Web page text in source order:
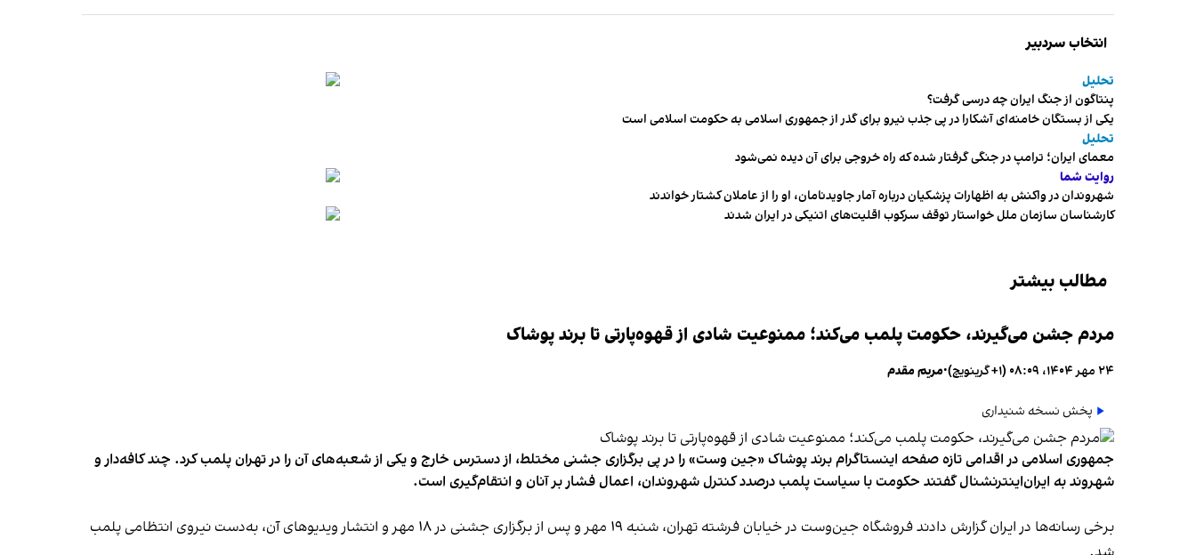
انتخاب سردبیر
تحلیل
پنتاگون از جنگ ایران چه درسی گرفت؟
یکی از بستگان خامنه‌ای آشکارا در پی جذب نیرو برای گذر از جمهوری اسلامی به حکومت اسلامی است
تحلیل
معمای ایران؛ ترامپ در جنگی گرفتار شده که راه خروجی برای آن دیده نمی‌شود
روایت شما
شهروندان در واکنش به اظهارات پزشکیان درباره آمار جاویدنامان، او را از عاملان کشتار خواندند
کارشناسان سازمان ملل خواستار توقف سرکوب اقلیت‌های اتنیکی در ایران شدند
مطالب بیشتر
مردم جشن می‌گیرند، حکومت پلمب می‌کند؛ ممنوعیت شادی از قهوه‌پارتی تا برند پوشاک
۲۴ مهر ۱۴۰۴، ۰۸:۰۹ (‎+۱ گرینویچ) •مریم مقدم
پخش نسخه شنیداری
جمهوری اسلامی در اقدامی تازه صفحه اینستاگرام برند پوشاک «جین وست» را در پی برگزاری جشنی مختلط، از دسترس خارج و یکی از شعبه‌های آن را در تهران پلمب کرد. چند کافه‌‌دار و
شهروند به ایران‌اینترنشنال گفتند حکومت با سیاست پلمب درصدد کنترل شهروندان، اعمال فشار بر آنان و انتقام‌گیری است.
برخی رسانه‌ها در ایران گزارش دادند فروشگاه جین‌وست در خیابان فرشته تهران، شنبه ۱۹ مهر و پس از برگزاری جشنی در ۱۸ مهر و انتشار ویدیوهای آن، به‌دست نیروی انتظامی پلمب